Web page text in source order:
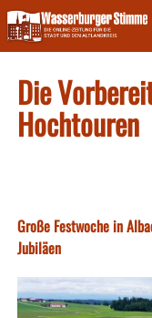
Skip
to
content
Die
Hochtouren
Große Festwoche in
Jubiläen